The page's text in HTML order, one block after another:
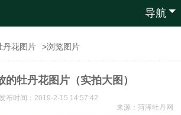
导航
丹花图片 >浏览图片
的牡丹花图片（实拍大图）
布时间：2019-2-15 14:57:42
来源： 菏泽牡丹网